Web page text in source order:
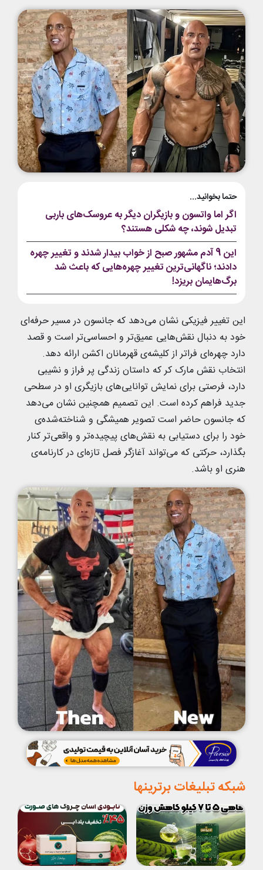
حتما بخوانید...
اگر اما واتسون و بازیگران دیگر به عروسک‌های باربی
تبدیل شوند، چه شکلی هستند؟
این 9 آدم مشهور صبح از خواب بیدار شدند و تغییر چهره
دادند؛ ناگهانی‌ترین تغییر چهره‌هایی که باعث شد
برگ‌هایمان بریزد!
این تغییر فیزیکی نشان می‌دهد که جانسون در مسیر حرفه‌ای
خود به دنبال نقش‌هایی عمیق‌تر و احساسی‌تر است و قصد
دارد چهره‌ای فراتر از کلیشه‌ی قهرمانان اکشن ارائه دهد.
انتخاب نقش مارک کر که داستان زندگی پر فراز و نشیبی
دارد، فرصتی برای نمایش توانایی‌های بازیگری او در سطحی
جدید فراهم کرده است. این تصمیم همچنین نشان می‌دهد
که جانسون حاضر است تصویر همیشگی و شناخته‌شده‌ی
خود را برای دستیابی به نقش‌های پیچیده‌تر و واقعی‌تر کنار
بگذارد، حرکتی که می‌تواند آغازگر فصل تازه‌ای در کارنامه‌ی
هنری او باشد.
شبکه تبلیغات برترینها